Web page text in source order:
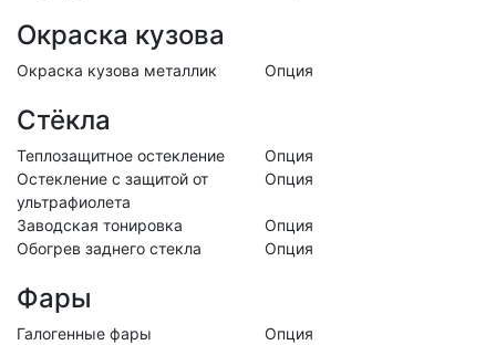
Окраска кузова
Окраска кузова металлик Опция
Стёкла
Теплозащитное остекление
Опция
Остекление с защитой от
ультрафиолета
Опция
Заводская тонировка
Опция
Обогрев заднего стекла
Опция
Фары
Галогенные фары
Опция